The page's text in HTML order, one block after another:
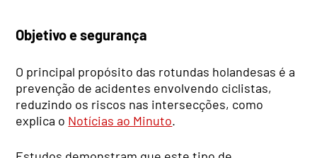
Objetivo e segurança
O principal propósito das rotundas holandesas é a
prevenção de acidentes envolvendo ciclistas,
reduzindo os riscos nas intersecções, como
explica o Notícias ao Minuto.